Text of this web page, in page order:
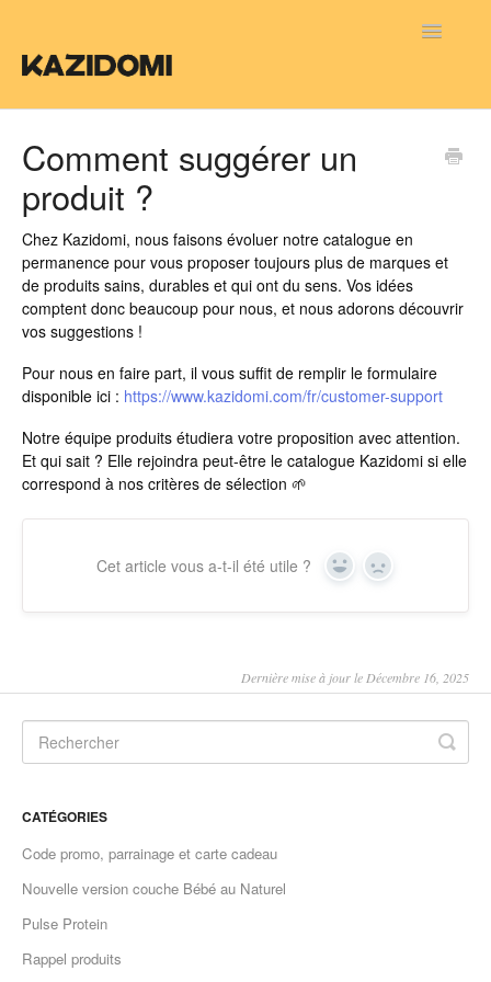
Toggle
FAQ NL
FAQ EN
Comment suggérer un
produit ?
Chez Kazidomi, nous faisons évoluer notre catalogue en
permanence pour vous proposer toujours plus de marques et
de produits sains, durables et qui ont du sens. Vos idées
comptent donc beaucoup pour nous, et nous adorons découvrir
vos suggestions !
Pour nous en faire part, il vous suffit de remplir le formulaire
disponible ici : https://www.kazidomi.com/fr/customer-support
Notre équipe produits étudiera votre proposition avec attention.
Et qui sait ? Elle rejoindra peut-être le catalogue Kazidomi si elle
correspond à nos critères de sélection 🌱
Cet article vous a-t-il été utile ? Yes No
Dernière mise à jour le Décembre 16, 2025
CATÉGORIES
Code promo, parrainage et carte cadeau
Nouvelle version couche Bébé au Naturel
Pulse Protein
Rappel produits